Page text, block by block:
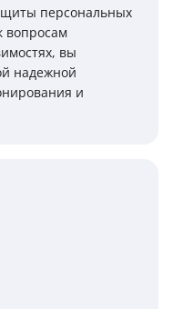
персональных
вопросам
вы
надежной
и